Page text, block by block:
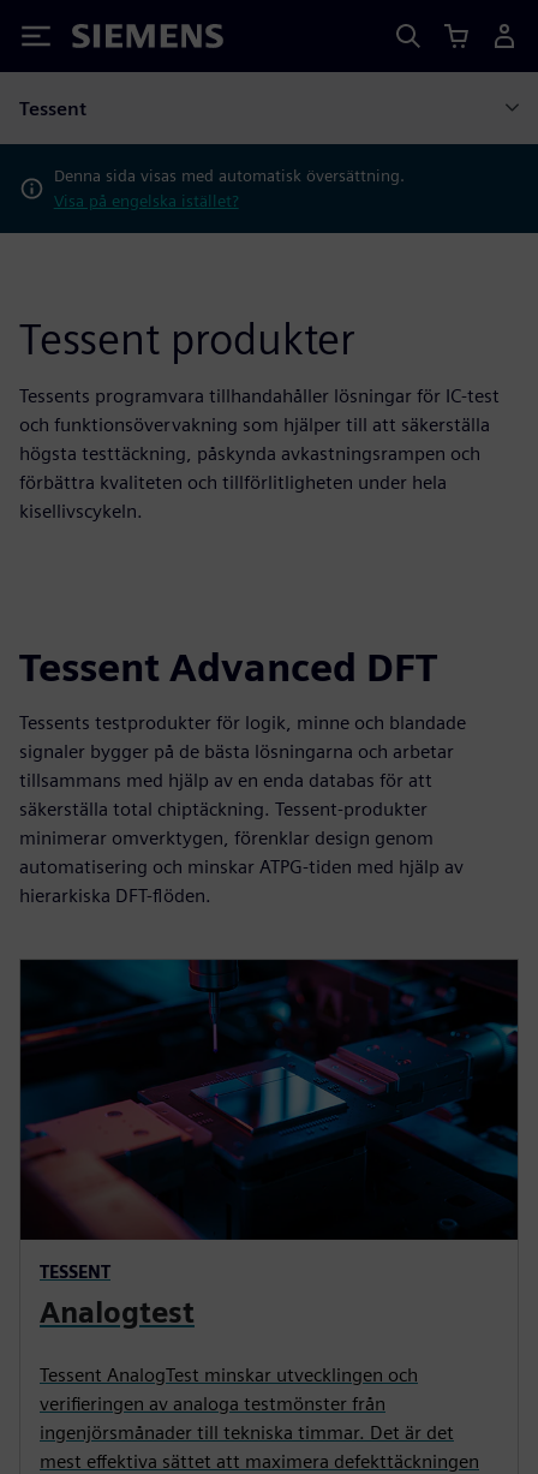
Siemens
Tessent
Denna sida visas med automatisk översättning.
Visa på engelska istället?
Tessent produkter
Tessents programvara tillhandahåller lösningar för IC-test
och funktionsövervakning som hjälper till att säkerställa
högsta testtäckning, påskynda avkastningsrampen och
förbättra kvaliteten och tillförlitligheten under hela
kisellivscykeln.
Tessent Advanced DFT
Tessents testprodukter för logik, minne och blandade
signaler bygger på de bästa lösningarna och arbetar
tillsammans med hjälp av en enda databas för att
säkerställa total chiptäckning. Tessent-produkter
minimerar omverktygen, förenklar design genom
automatisering och minskar ATPG-tiden med hjälp av
hierarkiska DFT-flöden.
TESSENT
Analogtest
Tessent AnalogTest minskar utvecklingen och
verifieringen av analoga testmönster från
ingenjörsmånader till tekniska timmar. Det är det
mest effektiva sättet att maximera defekttäckningen